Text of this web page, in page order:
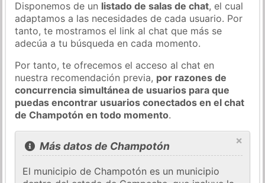
Disponemos de un listado de salas de chat, el cual
adaptamos a las necesidades de cada usuario. Por
tanto, te mostramos el link al chat que más se
adecúa a tu búsqueda en cada momento.
Por tanto, te ofrecemos el acceso al chat en
nuestra recomendación previa, por razones de
concurrencia simultánea de usuarios para que
puedas encontrar usuarios conectados en el chat
de Champotón en todo momento.
×
Más datos de Champotón
El municipio de Champotón es un municipio